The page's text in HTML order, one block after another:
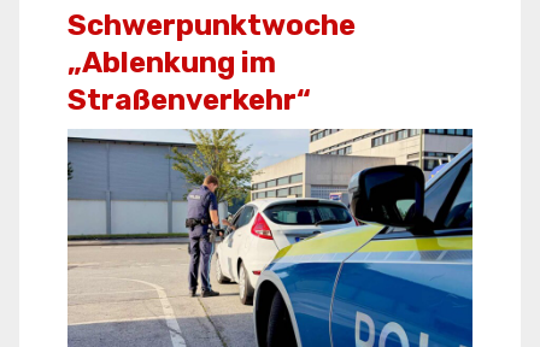
Schwerpunktwoche
„Ablenkung im
Straßenverkehr“